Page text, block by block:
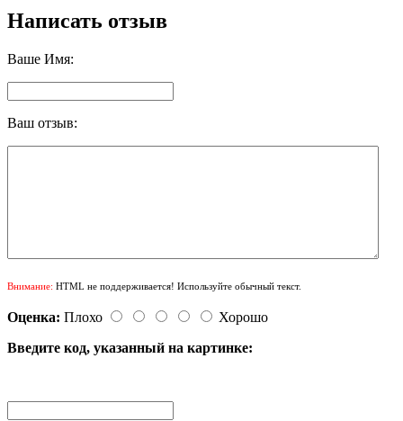
Написать отзыв
Ваше Имя:
Ваш отзыв:
Внимание: HTML не поддерживается! Используйте обычный текст.
Оценка: Плохо
Хорошо
Введите код, указанный на картинке: